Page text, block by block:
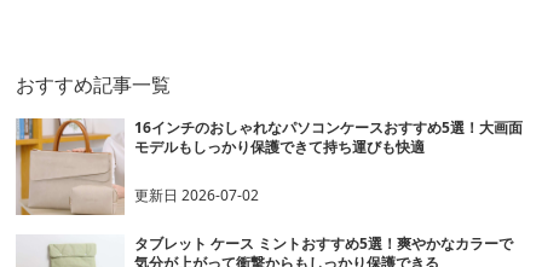
おすすめ記事一覧
16インチのおしゃれなパソコンケースおすすめ5選！大画面
モデルもしっかり保護できて持ち運びも快適
更新日2026-07-02
タブレット ケース ミントおすすめ5選！爽やかなカラーで
気分が上がって衝撃からもしっかり保護できる